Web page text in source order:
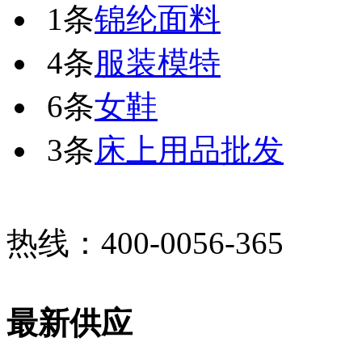
1条锦纶面料
4条服装模特
6条女鞋
3条床上用品批发
热线：400-0056-365
最新供应